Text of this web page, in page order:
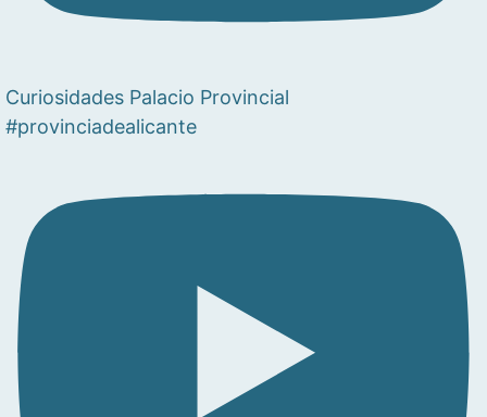
Curiosidades Palacio Provincial
#provinciadealicante